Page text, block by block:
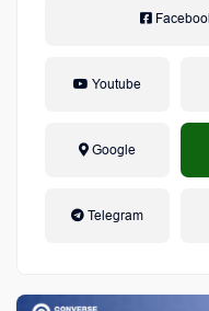
Youtube
Google
Telegram